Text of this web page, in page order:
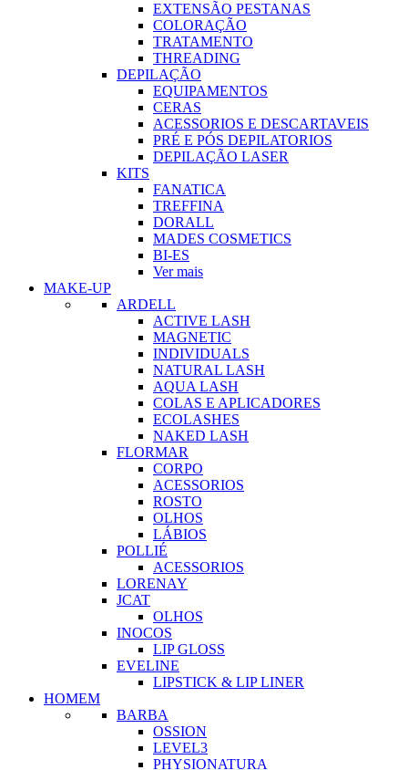
EXTENSÃO PESTANAS
COLORAÇÃO
TRATAMENTO
THREADING
DEPILAÇÃO
EQUIPAMENTOS
CERAS
ACESSORIOS E DESCARTAVEIS
PRÉ E PÓS DEPILATORIOS
DEPILAÇÃO LASER
KITS
FANATICA
TREFFINA
DORALL
MADES COSMETICS
BI-ES
Ver mais
MAKE-UP
ARDELL
ACTIVE LASH
MAGNETIC
INDIVIDUALS
NATURAL LASH
AQUA LASH
COLAS E APLICADORES
ECOLASHES
NAKED LASH
FLORMAR
CORPO
ACESSORIOS
ROSTO
OLHOS
LÁBIOS
POLLIÉ
ACESSORIOS
LORENAY
JCAT
OLHOS
INOCOS
LIP GLOSS
EVELINE
LIPSTICK & LIP LINER
HOMEM
BARBA
OSSION
LEVEL3
PHYSIONATURA